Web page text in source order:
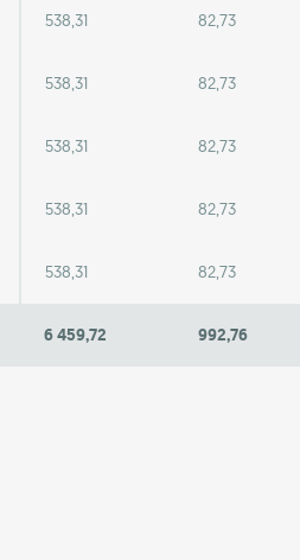
538,31 82,73
538,31 82,73
538,31 82,73
538,31 82,73
538,31 82,73
6 459,72 992,76